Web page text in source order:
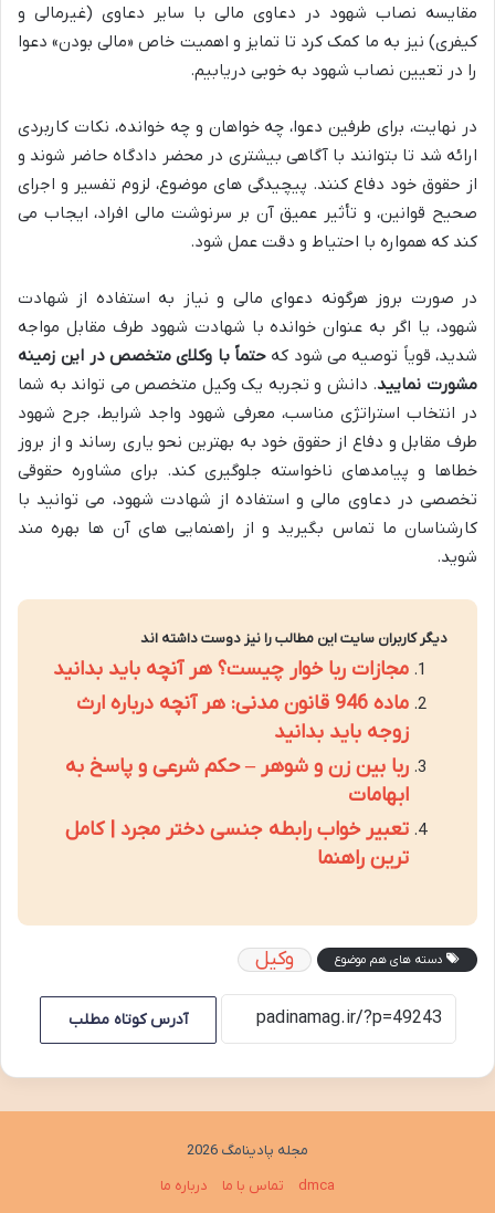
مقایسه نصاب شهود در دعاوی مالی با سایر دعاوی (غیرمالی و
کیفری) نیز به ما کمک کرد تا تمایز و اهمیت خاص «مالی بودن» دعوا
را در تعیین نصاب شهود به خوبی دریابیم.
در نهایت، برای طرفین دعوا، چه خواهان و چه خوانده، نکات کاربردی
ارائه شد تا بتوانند با آگاهی بیشتری در محضر دادگاه حاضر شوند و
از حقوق خود دفاع کنند. پیچیدگی های موضوع، لزوم تفسیر و اجرای
صحیح قوانین، و تأثیر عمیق آن بر سرنوشت مالی افراد، ایجاب می
کند که همواره با احتیاط و دقت عمل شود.
در صورت بروز هرگونه دعوای مالی و نیاز به استفاده از شهادت
شهود، یا اگر به عنوان خوانده با شهادت شهود طرف مقابل مواجه
شدید، قویاً توصیه می شود که حتماً با وکلای متخصص در این زمینه
مشورت نمایید. دانش و تجربه یک وکیل متخصص می تواند به شما
در انتخاب استراتژی مناسب، معرفی شهود واجد شرایط، جرح شهود
طرف مقابل و دفاع از حقوق خود به بهترین نحو یاری رساند و از بروز
خطاها و پیامدهای ناخواسته جلوگیری کند. برای مشاوره حقوقی
تخصصی در دعاوی مالی و استفاده از شهادت شهود، می توانید با
کارشناسان ما تماس بگیرید و از راهنمایی های آن ها بهره مند
شوید.
دیگر کاربران سایت این مطالب را نیز دوست داشته اند
مجازات ربا خوار چیست؟ هر آنچه باید بدانید
ماده 946 قانون مدنی: هر آنچه درباره ارث
زوجه باید بدانید
ربا بین زن و شوهر – حکم شرعی و پاسخ به
ابهامات
تعبیر خواب رابطه جنسی دختر مجرد | کامل
ترین راهنما
دسته های هم موضوع وکیل
آدرس کوتاه مطلب
مجله پادینامگ 2026
dmca
تماس با ما درباره ما